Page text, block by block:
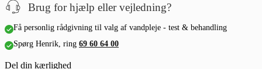
Brug for hjælp eller vejledning?
Få personlig rådgivning til valg af vandpleje - test & behandling
Spørg Henrik, ring 69 60 64 00
Del din kærlighed